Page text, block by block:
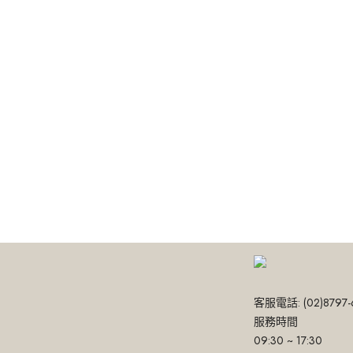
客服電話: (02)8797-
服務時間
09:30 ~ 17:30